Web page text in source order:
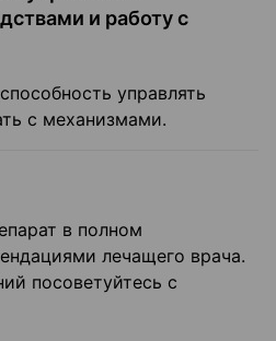
и работу с
управлять
с механизмами.
в полном
лечащего врача.
посоветуйтесь с